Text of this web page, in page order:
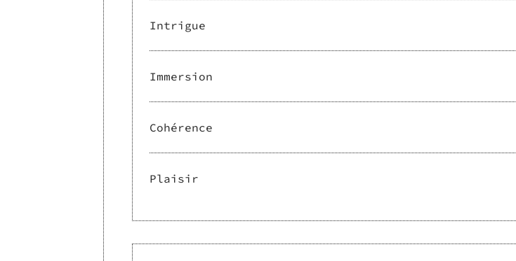
Intrigue
Immersion
Cohérence
Plaisir